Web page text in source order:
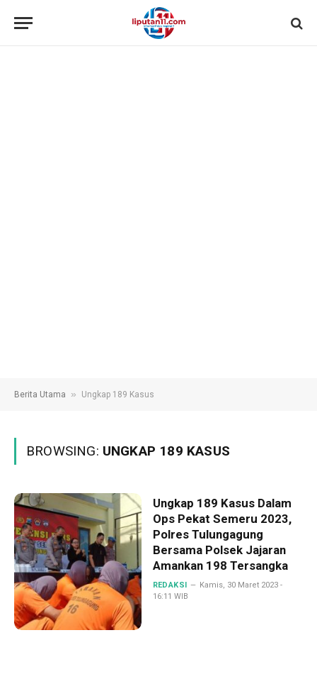
Berita Utama » Ungkap 189 Kasus
BROWSING: UNGKAP 189 KASUS
Ungkap 189 Kasus Dalam
Ops Pekat Semeru 2023,
Polres Tulungagung
Bersama Polsek Jajaran
Amankan 198 Tersangka
REDAKSI
Kamis, 30 Maret 2023 -
16:11 WIB